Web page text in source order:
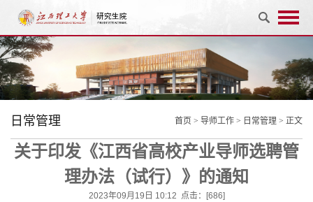
首页 > 导师工作 > 日常管理 > 正文
日常管理
关于印发《江西省高校产业导师选聘管
理办法（试行）》的通知
2023年09月19日 10:12 点击：[686]